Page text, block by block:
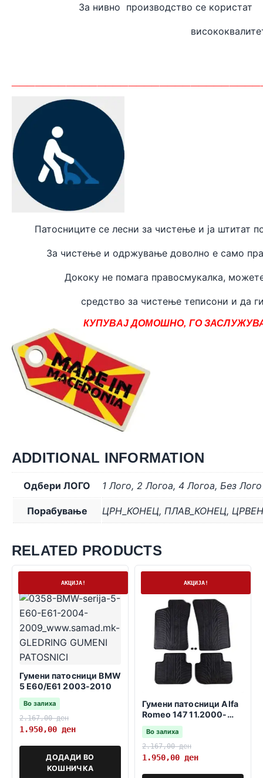
За нивно
Патосниците се лесни за чистење и ја штитат
За чистење и одржување доволно е само
Дококу не помага правосмукалка,
средство за чистење теписони и да
КУПУВАЈ ДОМОШНО, ГО
ADDITIONAL INFORMATION
Одбери ЛОГО 1 Лого, 2 Логоa, 4 Логоa, Без Лого
Порабување ЦРН_КОНЕЦ, ПЛАВ_КОНЕЦ,
RELATED PRODUCTS
АКЦИЈА!
Гумени патосници BMW
5 E60/E61 2003-2010
Во залиха
2.167,00ден
1.950,00 ден
ДОДАДИ ВО
КОШНИЧКА
АКЦИЈА!
Гумени патосници Alfa
Romeo 147 11.2000-
03.2010
Во залиха
2.167,00ден
1.950,00 ден